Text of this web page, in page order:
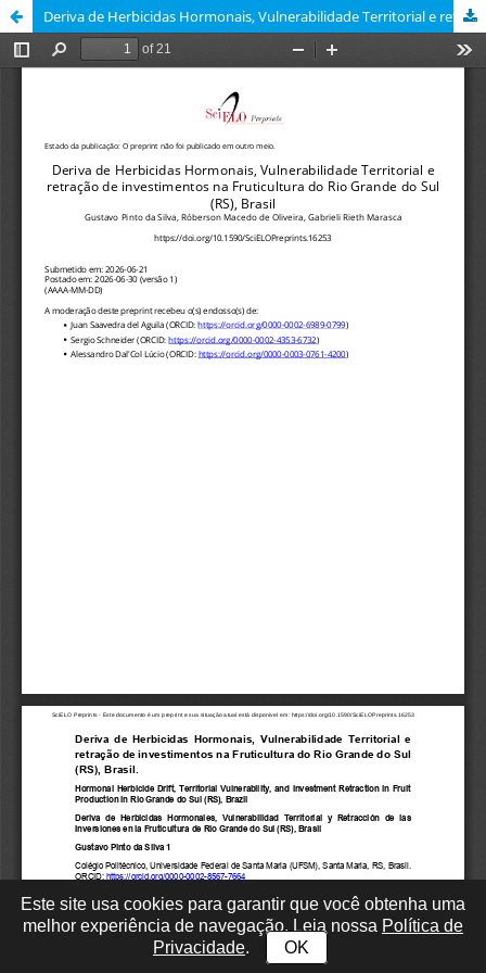
Deriva de Herbicidas Hormonais, Vulnerabilidade Territorial e retração de investimentos na Fruticultura do Rio Grande do Sul (RS), Brasil
Este site usa cookies para garantir que você obtenha uma
melhor experiência de navegação. Leia nossa Política de
Privacidade. OK